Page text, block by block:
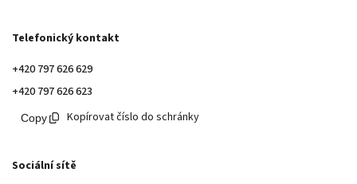
Telefonický kontakt
+420 797 626 629
+420 797 626 623
Kopírovat číslo do schránky
Sociální sítě